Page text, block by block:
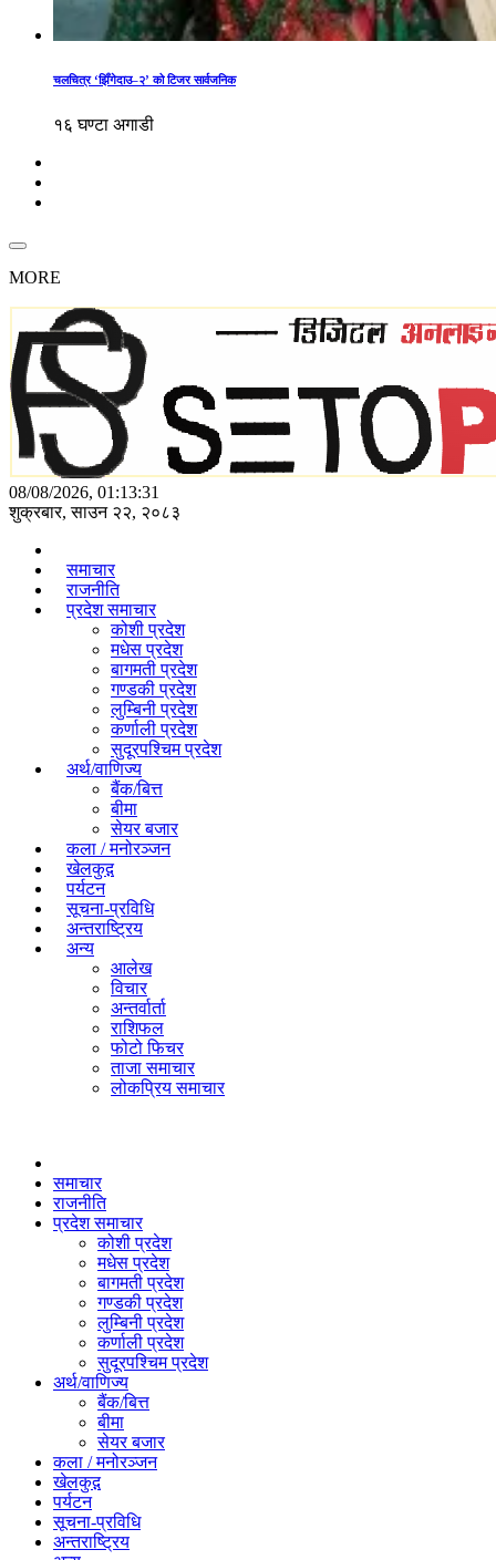
चलचित्र ‘झिँगेदाउ–२’ को टिजर सार्वजनिक
१६ घण्टा अगाडी
MORE
08/08/2026, 01:13:31
शुक्रबार, साउन २२, २०८३
समाचार
राजनीति
प्रदेश समाचार
कोशी प्रदेश
मधेस प्रदेश
बागमती प्रदेश
गण्डकी प्रदेश
लुम्बिनी प्रदेश
कर्णाली प्रदेश
सुदूरपश्चिम प्रदेश
अर्थ/वाणिज्य
बैंक/बित्त
बीमा
सेयर बजार
कला / मनोरञ्जन
खेलकुद़़
पर्यटन
सूचना-प्रविधि
अन्तराष्ट्रिय
अन्य
आलेख
विचार
अन्तर्वार्ता
राशिफल
फोटो फिचर
ताजा समाचार
लोकप्रिय समाचार
समाचार
राजनीति
प्रदेश समाचार
कोशी प्रदेश
मधेस प्रदेश
बागमती प्रदेश
गण्डकी प्रदेश
लुम्बिनी प्रदेश
कर्णाली प्रदेश
सुदूरपश्चिम प्रदेश
अर्थ/वाणिज्य
बैंक/बित्त
बीमा
सेयर बजार
कला / मनोरञ्जन
खेलकुद़़
पर्यटन
सूचना-प्रविधि
अन्तराष्ट्रिय